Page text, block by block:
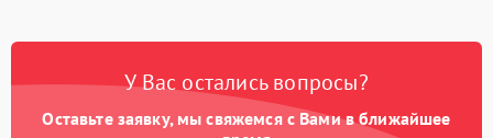
У Вас остались вопросы?
Оставьте заявку, мы свяжемся с Вами в ближайшее